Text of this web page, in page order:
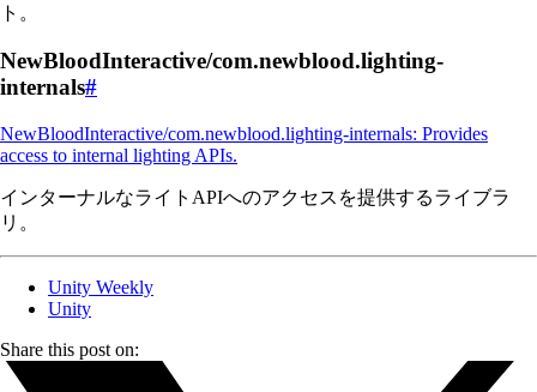
ト。
NewBloodInteractive/com.newblood.lighting-
internals#
NewBloodInteractive/com.newblood.lighting-internals: Provides
access to internal lighting APIs.
インターナルなライトAPIへのアクセスを提供するライブラ
リ。
Unity Weekly
Unity
Share this post on: